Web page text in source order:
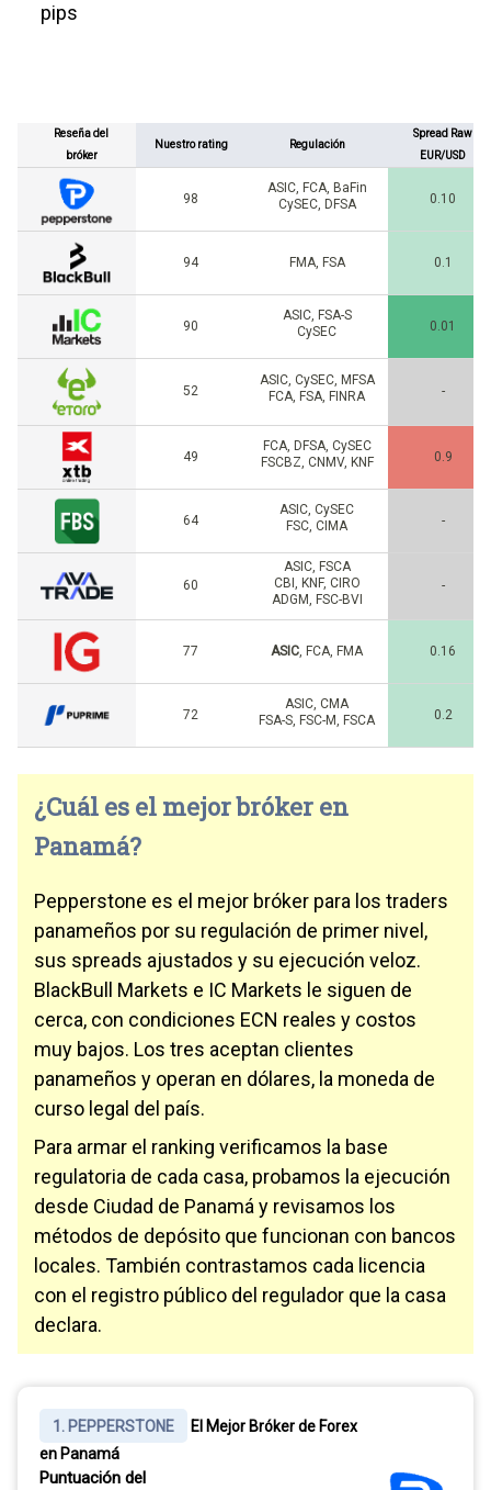
pips
Reseña del
bróker
Nuestro rating Regulación
Spread Raw
EUR/USD
98
ASIC, FCA, BaFin
CySEC, DFSA
0.10
94 FMA, FSA 0.1
90
ASIC, FSA-S
CySEC
0.01
52
ASIC, CySEC, MFSA
FCA, FSA, FINRA
-
49
FCA, DFSA, CySEC
FSCBZ, CNMV, KNF
0.9
64
ASIC, CySEC
FSC, CIMA
-
60
ASIC, FSCA
CBI, KNF, CIRO
ADGM, FSC-BVI
-
77 ASIC, FCA, FMA 0.16
72
ASIC, CMA
FSA-S, FSC-M, FSCA
0.2
¿Cuál es el mejor bróker en
Panamá?
Pepperstone es el mejor bróker para los traders
panameños por su regulación de primer nivel,
sus spreads ajustados y su ejecución veloz.
BlackBull Markets e IC Markets le siguen de
cerca, con condiciones ECN reales y costos
muy bajos. Los tres aceptan clientes
panameños y operan en dólares, la moneda de
curso legal del país.
Para armar el ranking verificamos la base
regulatoria de cada casa, probamos la ejecución
desde Ciudad de Panamá y revisamos los
métodos de depósito que funcionan con bancos
locales. También contrastamos cada licencia
con el registro público del regulador que la casa
declara.
1. PEPPERSTONE
El Mejor Bróker de Forex
en Panamá
Puntuación del